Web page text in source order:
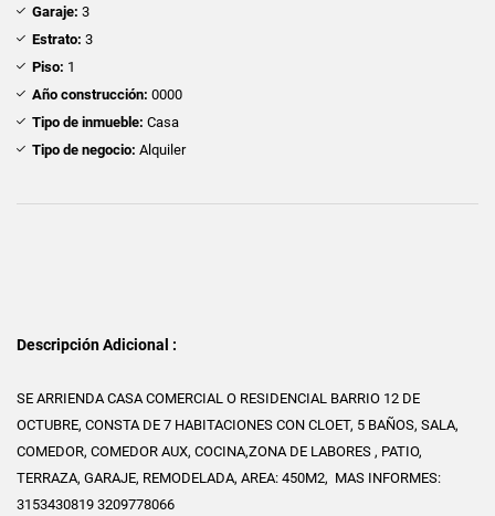
Garaje: 3
Estrato: 3
Piso: 1
Año construcción: 0000
Tipo de inmueble: Casa
Tipo de negocio: Alquiler
Descripción Adicional :
SE ARRIENDA CASA COMERCIAL O RESIDENCIAL BARRIO 12 DE
OCTUBRE, CONSTA DE 7 HABITACIONES CON CLOET, 5 BAÑOS, SALA,
COMEDOR, COMEDOR AUX, COCINA,ZONA DE LABORES , PATIO,
TERRAZA, GARAJE, REMODELADA, AREA: 450M2, MAS INFORMES:
3153430819 3209778066